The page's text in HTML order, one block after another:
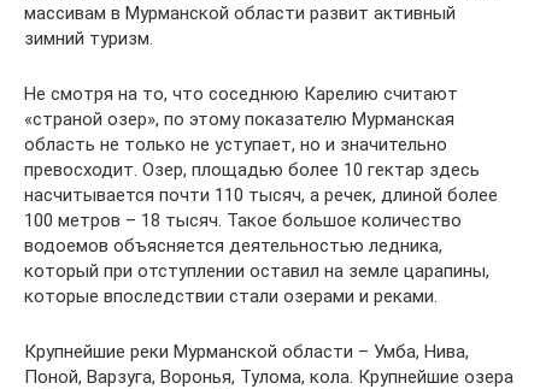
массивам в Мурманской области развит активный
зимний туризм.
Не смотря на то, что соседнюю Карелию считают
«страной озер», по этому показателю Мурманская
область не только не уступает, но и значительно
превосходит. Озер, площадью более 10 гектар здесь
насчитывается почти 110 тысяч, а речек, длиной более
100 метров – 18 тысяч. Такое большое количество
водоемов объясняется деятельностью ледника,
который при отступлении оставил на земле царапины,
которые впоследствии стали озерами и реками.
Крупнейшие реки Мурманской области – Умба, Нива,
Поной, Варзуга, Воронья, Тулома, кола. Крупнейшие озера